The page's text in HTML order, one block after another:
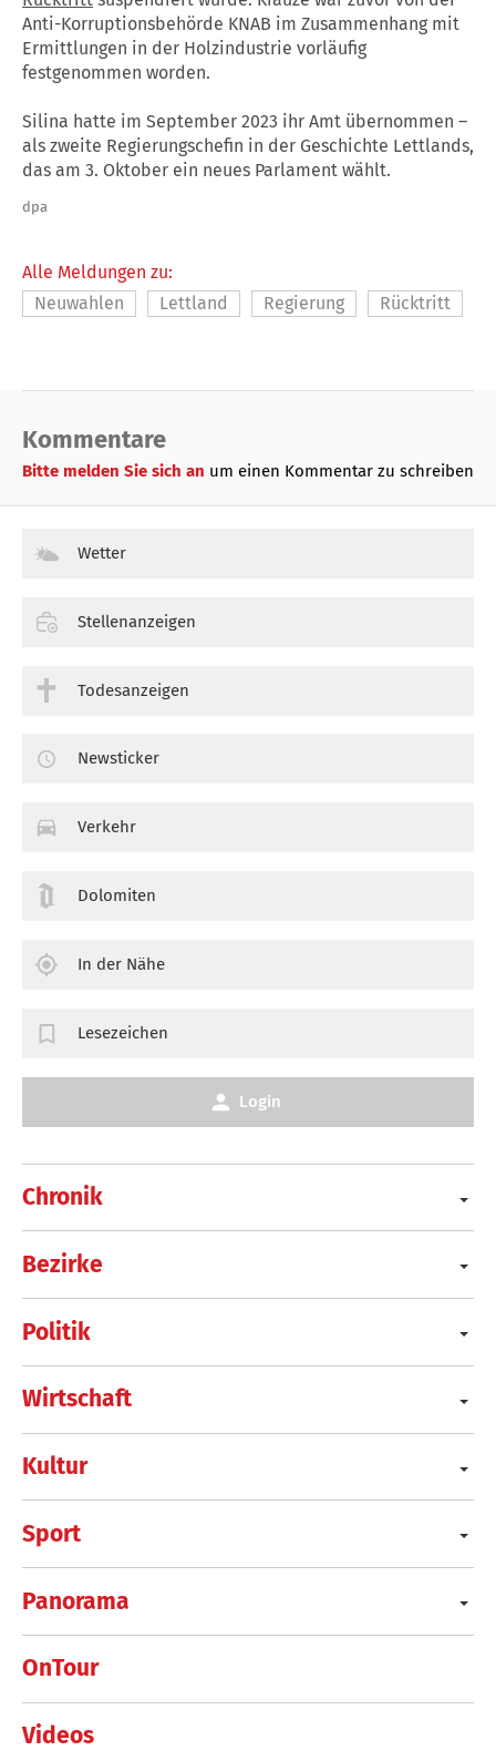
Anti-Korruptionsbehörde KNAB im Zusammenhang mit
Ermittlungen in der Holzindustrie vorläufig
festgenommen worden.
Silina hatte im September 2023 ihr Amt übernommen –
als zweite Regierungschefin in der Geschichte Lettlands,
das am 3. Oktober ein neues Parlament wählt.
dpa
Alle Meldungen zu:
Neuwahlen
Lettland Regierung Rücktritt
Kommentare
Bitte melden Sie sich an um einen Kommentar zu schreiben
Chronik
Bezirke
Politik
Wirtschaft
Kultur
Sport
Panorama
OnTour
Videos
Wetter
Stellenanzeigen
Todesanzeigen
Newsticker
Verkehr
Dolomiten
In der Nähe
Lesezeichen
Login